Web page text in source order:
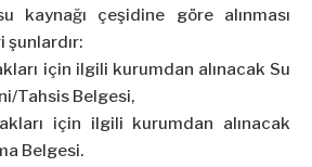
kaynağı çeşidine göre alınması
şunlardır:
için ilgili kurumdan alınacak Su
Tahsis Belgesi,
için ilgili kurumdan alınacak
Belgesi.